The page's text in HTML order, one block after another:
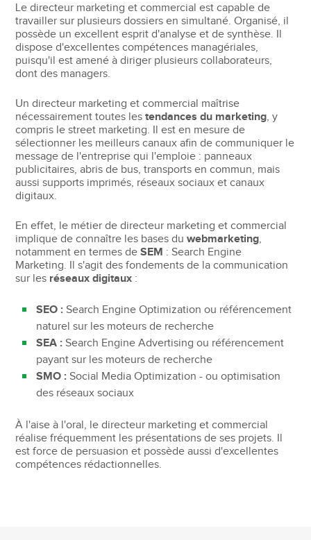
Le directeur marketing et commercial est capable de
travailler sur plusieurs dossiers en simultané. Organisé, il
possède un excellent esprit d'analyse et de synthèse. Il
dispose d'excellentes compétences managériales,
puisqu'il est amené à diriger plusieurs collaborateurs,
dont des managers.
Un directeur marketing et commercial maîtrise
nécessairement toutes lestendances du marketing, y
compris le street marketing. Il est en mesure de
sélectionner les meilleurs canaux afin de communiquer le
message de l'entreprise qui l'emploie : panneaux
publicitaires, abris de bus, transports en commun, mais
aussi supports imprimés, réseaux sociaux et canaux
digitaux.
En effet, le métier de directeur marketing et commercial
implique de connaître les bases duwebmarketing,
notamment en termes deSEM : Search Engine
Marketing. Il s'agit des fondements de la communication
sur les réseaux digitaux :
SEO : Search Engine Optimization ou référencement
naturel sur les moteurs de recherche
SEA :Search Engine Advertising ou référencement
payant sur les moteurs de recherche
SMO : Social Media Optimization - ou optimisation
des réseaux sociaux
À l'aise à l'oral, le directeur marketing et commercial
réalise fréquemment les présentations de ses projets. Il
est force de persuasion et possède aussi d'excellentes
compétences rédactionnelles.